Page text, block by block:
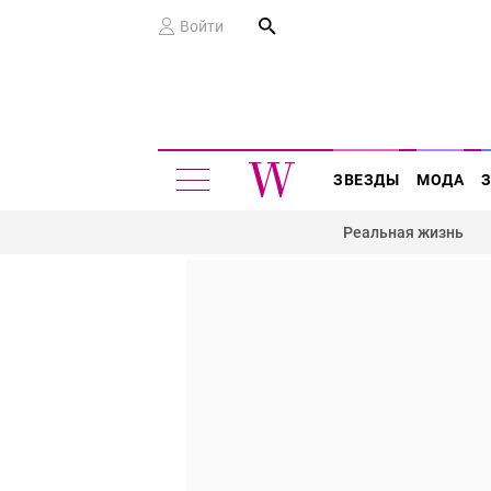
Войти
ЗВЕЗДЫ МОДА
Реальная жизнь